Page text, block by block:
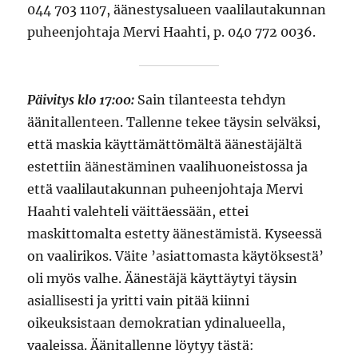
044 703 1107, äänestysalueen vaalilautakunnan
puheenjohtaja Mervi Haahti, p. 040 772 0036.
Päivitys klo 17:00: Sain tilanteesta tehdyn
äänitallenteen. Tallenne tekee täysin selväksi,
että maskia käyttämättömältä äänestäjältä
estettiin äänestäminen vaalihuoneistossa ja
että vaalilautakunnan puheenjohtaja Mervi
Haahti valehteli väittäessään, ettei
maskittomalta estetty äänestämistä. Kyseessä
on vaalirikos. Väite ’asiattomasta käytöksestä’
oli myös valhe. Äänestäjä käyttäytyi täysin
asiallisesti ja yritti vain pitää kiinni
oikeuksistaan demokratian ydinalueella,
vaaleissa. Äänitallenne löytyy tästä: